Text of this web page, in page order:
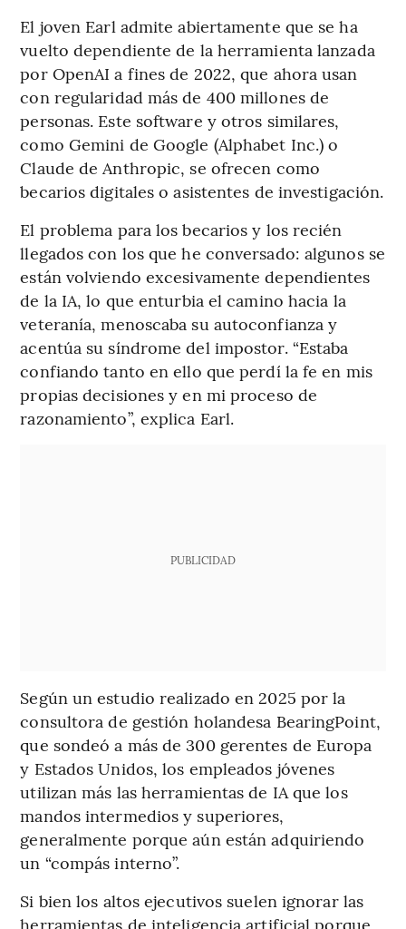
El joven Earl admite abiertamente que se ha
vuelto dependiente de la herramienta lanzada
por OpenAI a fines de 2022, que ahora usan
con regularidad más de 400 millones de
personas. Este software y otros similares,
como Gemini de Google (Alphabet Inc.) o
Claude de Anthropic, se ofrecen como
becarios digitales o asistentes de investigación.
El problema para los becarios y los recién
llegados con los que he conversado: algunos se
están volviendo excesivamente dependientes
de la IA, lo que enturbia el camino hacia la
veteranía, menoscaba su autoconfianza y
acentúa su síndrome del impostor. “Estaba
confiando tanto en ello que perdí la fe en mis
propias decisiones y en mi proceso de
razonamiento”, explica Earl.
PUBLICIDAD
Según un estudio realizado en 2025 por la
consultora de gestión holandesa BearingPoint,
que sondeó a más de 300 gerentes de Europa
y Estados Unidos, los empleados jóvenes
utilizan más las herramientas de IA que los
mandos intermedios y superiores,
generalmente porque aún están adquiriendo
un “compás interno”.
Si bien los altos ejecutivos suelen ignorar las
herramientas de inteligencia artificial porque